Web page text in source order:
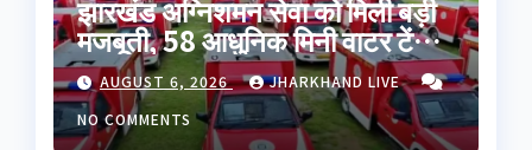
झारखंड अग्निशमन सेवा को मिली बड़ी
मजबूती, 58 आधुनिक मिनी वाटर टेंडर
रवाना; CM हेमंत सोरेन ने दिखाई हरी
झंडीAUGUST 6, 2026
JHARKHAND LIVE
NO COMMENTS